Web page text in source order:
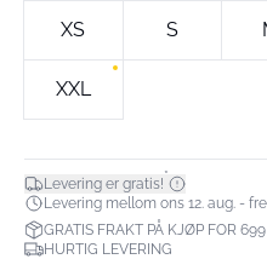
XS S
XXL
Levering er gratis!*
Levering mellom ons 12. aug. -
GRATIS FRAKT PÅ KJØP FOR
HURTIG LEVERING